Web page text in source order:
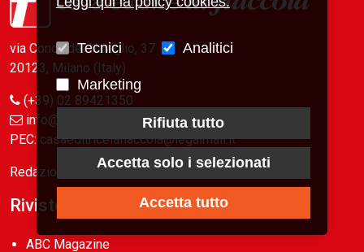
via Conca del Naviglio, 37
20123, Milano (Italy)
(+39) 02 89421350
info@fiaccola.it
PEC: casaeditricelafiaccola@legalmail.it
Redazione
Riviste
ABC Magazine
Tecnici Analitici
Marketing
Rifiuta tutto
Accetta solo i selezionati
Accetta tutto